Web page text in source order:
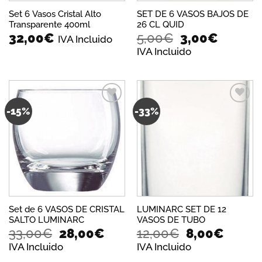
Set 6 Vasos Cristal Alto
Transparente 400ml
32,00€ IVA Incluido
SET DE 6 VASOS BAJOS DE
26 CL QUID
5,00€ El
precio
3,00€
3,00€.
IVA Incluido
-15%
Añadir
deseos
Set de 6 VASOS DE CRISTAL
SALTO LUMINARC
33,00€ El
precio
28,00€
precio
IVA Incluido
-33%
LUMINARC SET DE 12
VASOS DE TUBO
12,00€ El
precio
8,00€
IVA Incluido